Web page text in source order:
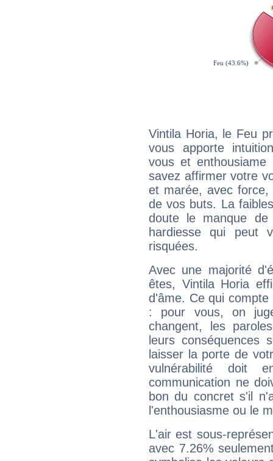
Vintila Horia, le Feu
vous apporte
vous et
savez affirmer votre
et marée, avec
de vos buts. La
doute le manque
hardiesse qui peut
risquées.
Avec une majorité
êtes, Vintila Horia
d'âme. Ce qui
: pour vous, on
changent, les
leurs conséquences
laisser la porte de
vulnérabilité doit
communication ne
bon du concret s'il
l'enthousiasme ou le
L'air est sous-
avec 7.26%